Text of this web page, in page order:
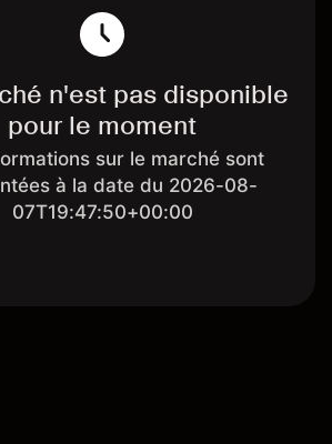
n'est pas disponible
pour le moment
sur le marché sont
à la date du 2026-08-
07T19:47:50+00:00